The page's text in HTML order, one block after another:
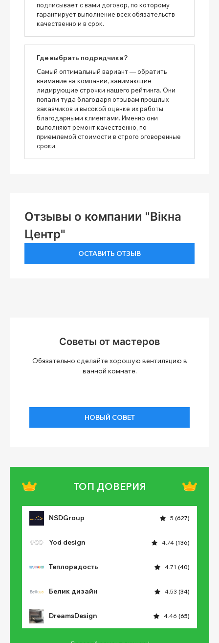
подписывает с вами договор, по которому
гарантирует выполнение всех обязательств
качественно и в срок.
Где выбрать подрядчика?
Самый оптимальный вариант — обратить
внимание на компании, занимающие
лидирующие строчки нашего рейтинга. Они
попали туда благодаря отзывам прошлых
заказчиков и высокой оценке их работы
благодарными клиентами. Именно они
выполняют ремонт качественно, по
приемлемой стоимости в строго оговоренные
сроки.
Отзывы о компании "Вікна
Центр"
ОСТАВИТЬ ОТЗЫВ
Советы от мастеров
Обязательно сделайте хорошую вентиляцию в
ванной комнате.
НОВЫЙ СОВЕТ
ТОП ДОВЕРИЯ
NSDGroup 5 (627)
Yod design 4.74 (136)
Теплорадость 4.71 (40)
Белик дизайн 4.53 (34)
DreamsDesign 4.46 (65)